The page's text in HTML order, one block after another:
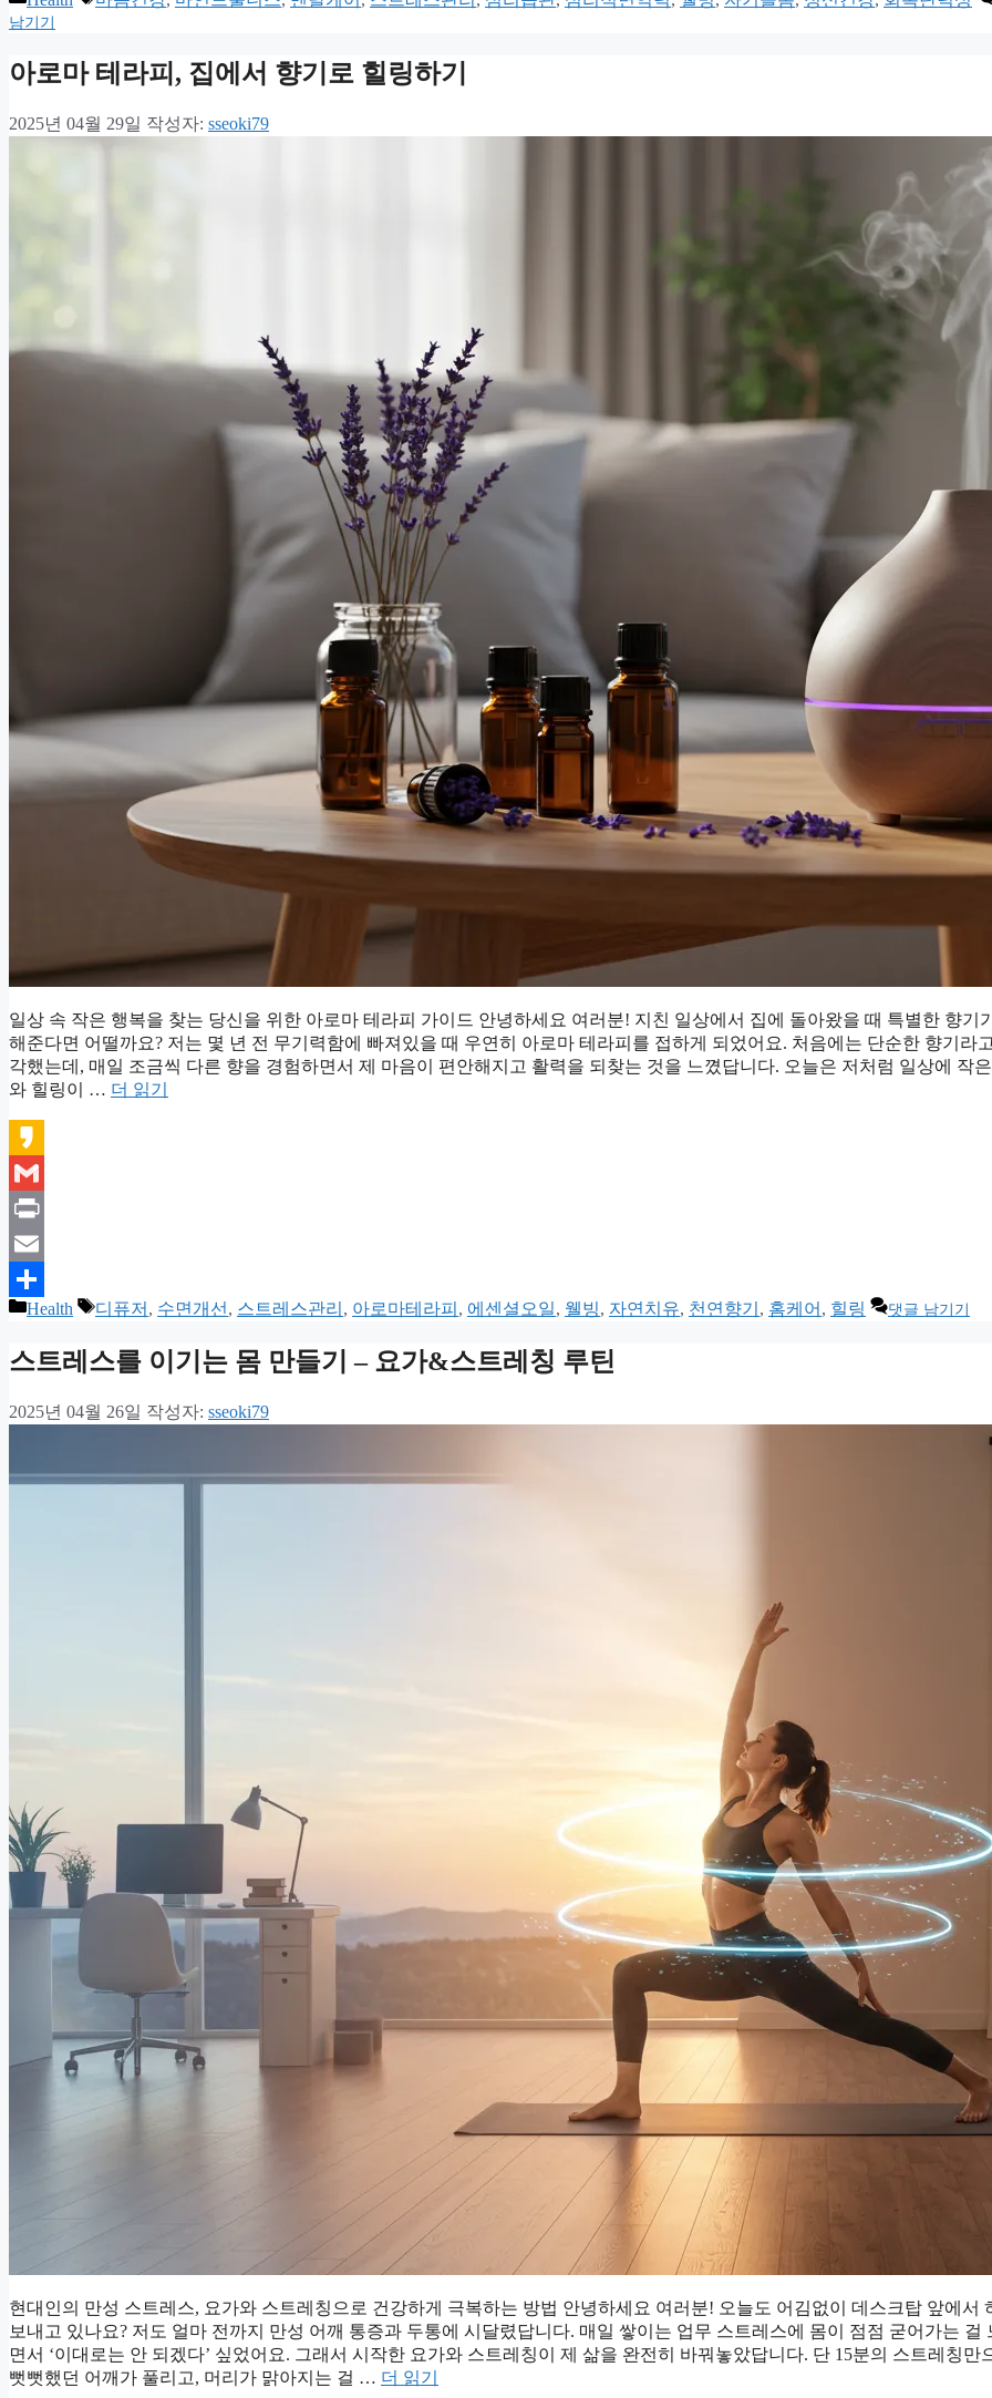
Share
테
리
남기기
아로마 테라피, 집에서 향기로 힐링하기
2025년 04월 29일 작성자: sseoki79
일상 속 작은 행복을 찾는 당신을 위한 아로마 테라피 가이드 안녕하세요 여러분! 지친 일상에서 집에 돌아왔을 때 특별한 향기
해준다면 어떨까요? 저는 몇 년 전 무기력함에 빠져있을 때 우연히 아로마 테라피를 접하게 되었어요. 처음에는 단순한 향기라
각했는데, 매일 조금씩 다른 향을 경험하면서 제 마음이 편안해지고 활력을 되찾는 것을 느꼈답니다. 오늘은 저처럼 일상에 작
와 힐링이 … 더 읽기
Kakao
Gmail
Print
Email
Share
카
고
리
Health
태
디퓨저 , 수면개선 , 스트레스관리 , 아로마테라피 , 에센셜오일, 웰빙, 자연치유, 천연향기 , 홈케어 , 힐링 댓글 남기기
스트레스를 이기는 몸 만들기 – 요가&스트레칭 루틴
2025년 04월 26일 작성자: sseoki79
현대인의 만성 스트레스, 요가와 스트레칭으로 건강하게 극복하는 방법 안녕하세요 여러분! 오늘도 어김없이 데스크탑 앞에서
보내고 있나요? 저도 얼마 전까지 만성 어깨 통증과 두통에 시달렸답니다. 매일 쌓이는 업무 스트레스에 몸이 점점 굳어가는 걸
면서 ‘이대로는 안 되겠다’ 싶었어요. 그래서 시작한 요가와 스트레칭이 제 삶을 완전히 바꿔놓았답니다. 단 15분의 스트레칭만
뻣뻣했던 어깨가 풀리고, 머리가 맑아지는 걸 … 더 읽기